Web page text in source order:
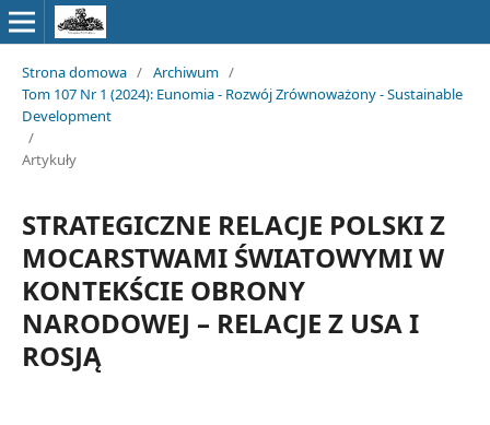
Strona domowa / Archiwum /
Tom 107 Nr 1 (2024): Eunomia - Rozwój Zrównoważony - Sustainable
Development
/
Artykuły
STRATEGICZNE RELACJE POLSKI Z
MOCARSTWAMI ŚWIATOWYMI W
KONTEKŚCIE OBRONY
NARODOWEJ – RELACJE Z USA I
ROSJĄ